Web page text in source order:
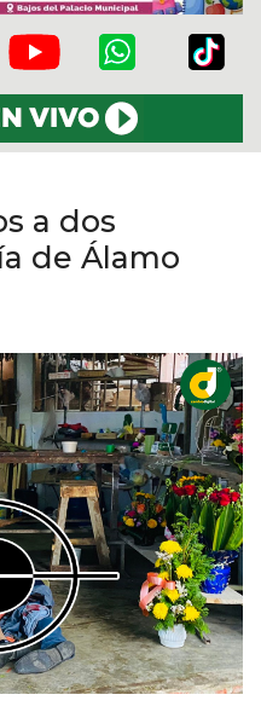
a dos
de Álamo